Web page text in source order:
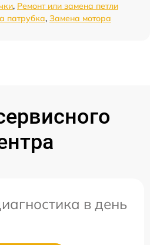
, Ремонт или замена петли
патрубка, Замена мотора
в день